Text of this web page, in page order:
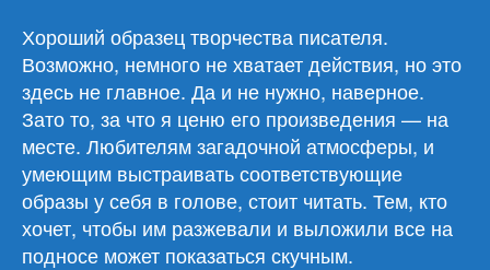
Хороший образец творчества писателя.
Возможно, немного не хватает действия, но это
здесь не главное. Да и не нужно, наверное.
Зато то, за что я ценю его произведения — на
месте. Любителям загадочной атмосферы, и
умеющим выстраивать соответствующие
образы у себя в голове, стоит читать. Тем, кто
хочет, чтобы им разжевали и выложили все на
подносе может показаться скучным.